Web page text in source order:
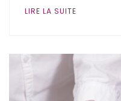
LIRE LA SUITE